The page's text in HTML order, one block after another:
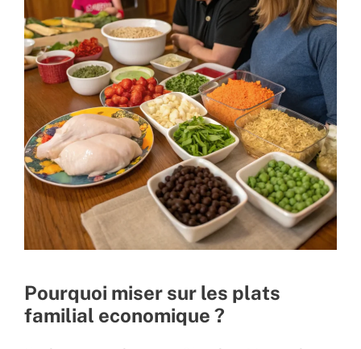
Pourquoi miser sur les plats
familial economique ?